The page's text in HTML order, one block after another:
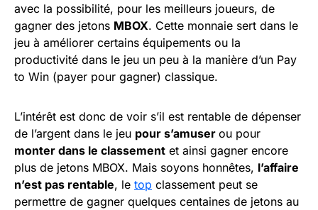
avec la possibilité, pour les meilleurs joueurs, de
gagner des jetons MBOX. Cette monnaie sert dans le
jeu à améliorer certains équipements ou la
productivité dans le jeu un peu à la manière d’un Pay
to Win (payer pour gagner) classique.
L’intérêt est donc de voir s’il est rentable de dépenser
de l’argent dans le jeu pour s’amuser ou pour
monter dans le classement et ainsi gagner encore
plus de jetons MBOX. Mais soyons honnêtes, l’affaire
n’est pas rentable, le top classement peut se
permettre de gagner quelques centaines de jetons au